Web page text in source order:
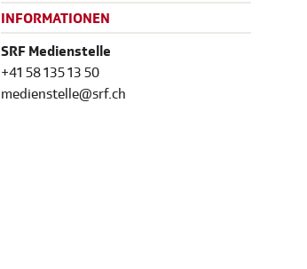
INFORMATIONEN
SRF Medienstelle
+41 58 135 13 50
medienstelle@srf.ch